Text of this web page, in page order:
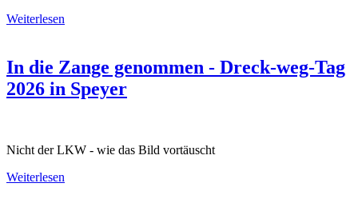
Weiterlesen
In die Zange genommen - Dreck-weg-Tag
2026 in Speyer
Nicht der LKW - wie das Bild vortäuscht
Weiterlesen